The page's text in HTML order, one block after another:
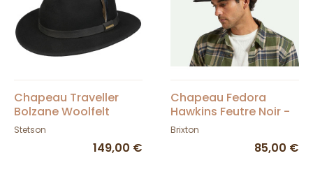
Chapeau Traveller
Bolzane Woolfelt
Feutre Noir - Stetson
Stetson
149,00 €
Chapeau Fedora
Hawkins Feutre Noir -
Brixton
Brixton
85,00 €